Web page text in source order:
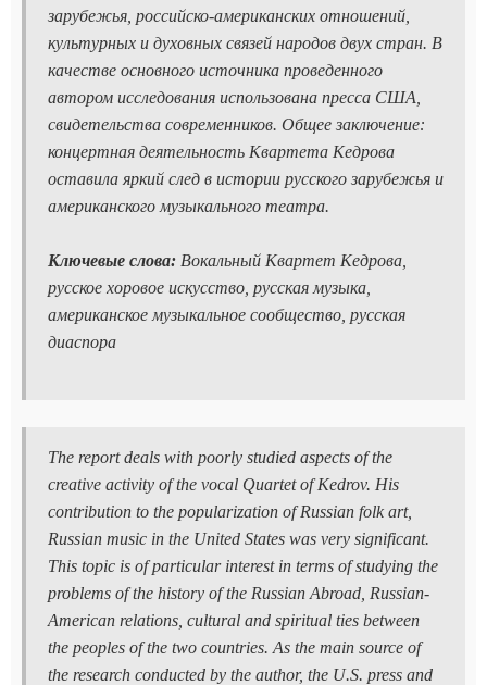
зарубежья, российско-американских отношений,
культурных и духовных связей народов двух стран. В
качестве основного источника проведенного
автором исследования использована пресса США,
свидетельства современников. Общее заключение:
концертная деятельность Квартета Кедрова
оставила яркий след в истории русского зарубежья и
американского музыкального театра.
Ключевые слова: Вокальный Квартет Кедрова,
русское хоровое искусство, русская музыка,
американское музыкальное сообщество, русская
диаспора
The report deals with poorly studied aspects of the
creative activity of the vocal Quartet of Kedrov. His
contribution to the popularization of Russian folk art,
Russian music in the United States was very significant.
This topic is of particular interest in terms of studying the
problems of the history of the Russian Abroad, Russian-
American relations, cultural and spiritual ties between
the peoples of the two countries. As the main source of
the research conducted by the author, the U.S. press and